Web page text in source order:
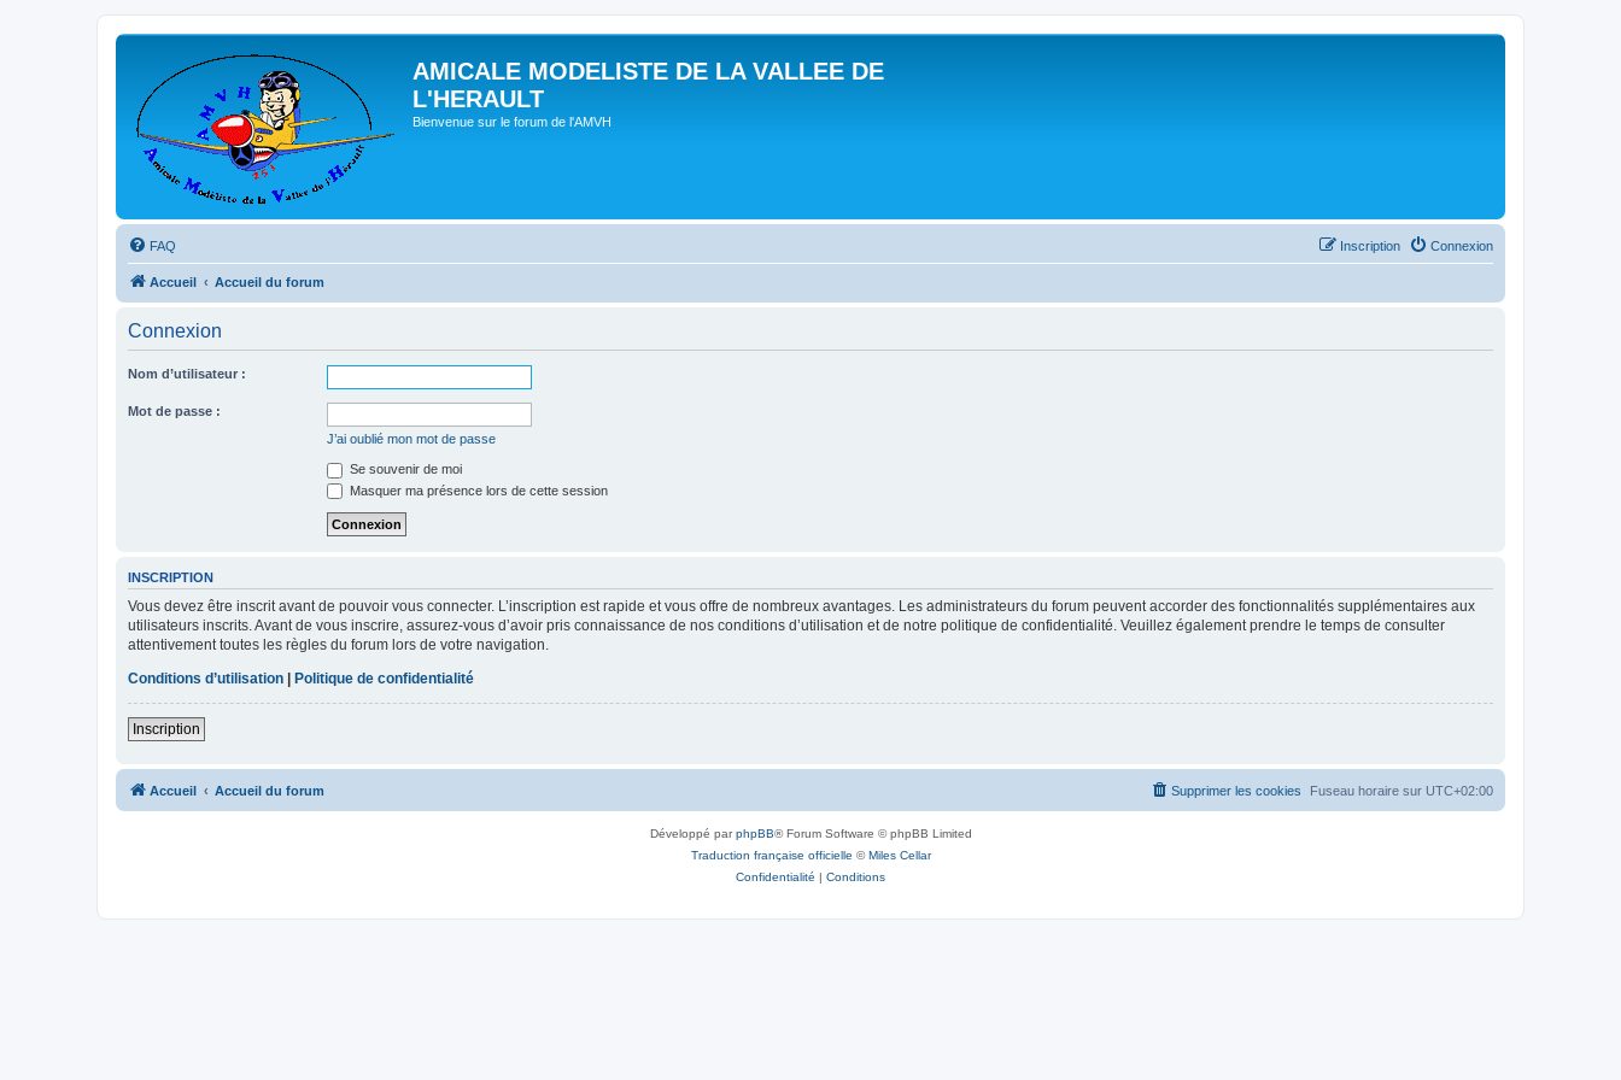
AMICALE MODELISTE DE LA VALLEE DE
L'HERAULT
Bienvenue sur le forum de l'AMVH
FAQ Connexion
Inscription
Accueil Accueil du forum
Connexion
Nom d’utilisateur :
Mot de passe :
J’ai oublié mon mot de passe
Se souvenir de moi
Masquer ma présence lors de cette session
INSCRIPTION
Vous devez être inscrit avant de pouvoir vous connecter. L’inscription est rapide et vous offre de nombreux avantages. Les administrateurs du forum peuvent accorder des fonctionnalités supplémentaires aux
utilisateurs inscrits. Avant de vous inscrire, assurez-vous d’avoir pris connaissance de nos conditions d’utilisation et de notre politique de confidentialité. Veuillez également prendre le temps de consulter
attentivement toutes les règles du forum lors de votre navigation.
Conditions d’utilisation | Politique de confidentialité
Inscription
Accueil Accueil du forum Fuseau horaire sur UTC+02:00
Supprimer les cookies
Développé parphpBB® Forum Software © phpBB Limited
Traduction française officielle ©Miles Cellar
Confidentialité | Conditions